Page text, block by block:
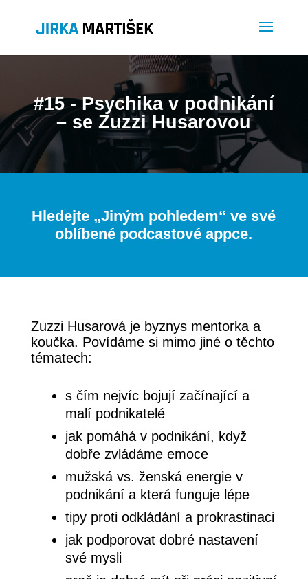
#15 - Psychika v podnikání
– se Zuzzi Husarovou
Hledejte „Jiným pohledem“ ve své
oblíbené podcastové appce.
Zuzzi Husarová je byznys mentorka a
koučka. Povídáme si mimo jiné o těchto
tématech:
s čím nejvíc bojují začínající a
malí podnikatelé
jak pomáhá v podnikání, když
dobře zvládáme emoce
mužská vs. ženská energie v
podnikání a která funguje lépe
tipy proti odkládání a prokrastinaci
jak podporovat dobré nastavení
své mysli